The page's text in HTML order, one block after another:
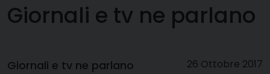
Giornali e tv ne parlano
26 Ottobre 2017
Giornali e tv ne parlano